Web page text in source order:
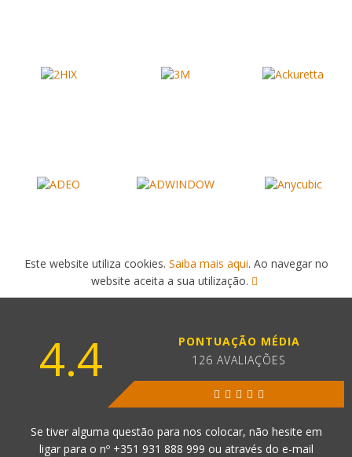
Este website utiliza cookies. Saiba mais aqui. Ao navegar no
website aceita a sua utilização.
4.4
PONTUAÇÃO MÉDIA
126 AVALIAÇÕES
Se tiver alguma questão para nos colocar, não hesite em
ligar para o nº +351 931 888 999 ou através do e-mail